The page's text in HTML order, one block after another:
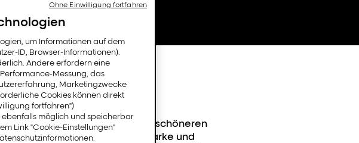
zu sein, um die Welt zu einem schöneren
und verpflichten uns, eine starke und
um Informationen auf dem
ID, Browser-Informationen).
Andere erfordern eine
Messung, das
Marketingzwecke
Cookies können direkt
fortfahren")
möglich und speicherbar
Link "Cookie-Einstellungen"
Ohne Einwilligung fortfahren